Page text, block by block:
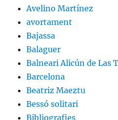
Avelino Martínez
avortament
Bajassa
Balaguer
Balneari Alicún de Las
Barcelona
Beatriz Maeztu
Bessó solitari
Bibliografies